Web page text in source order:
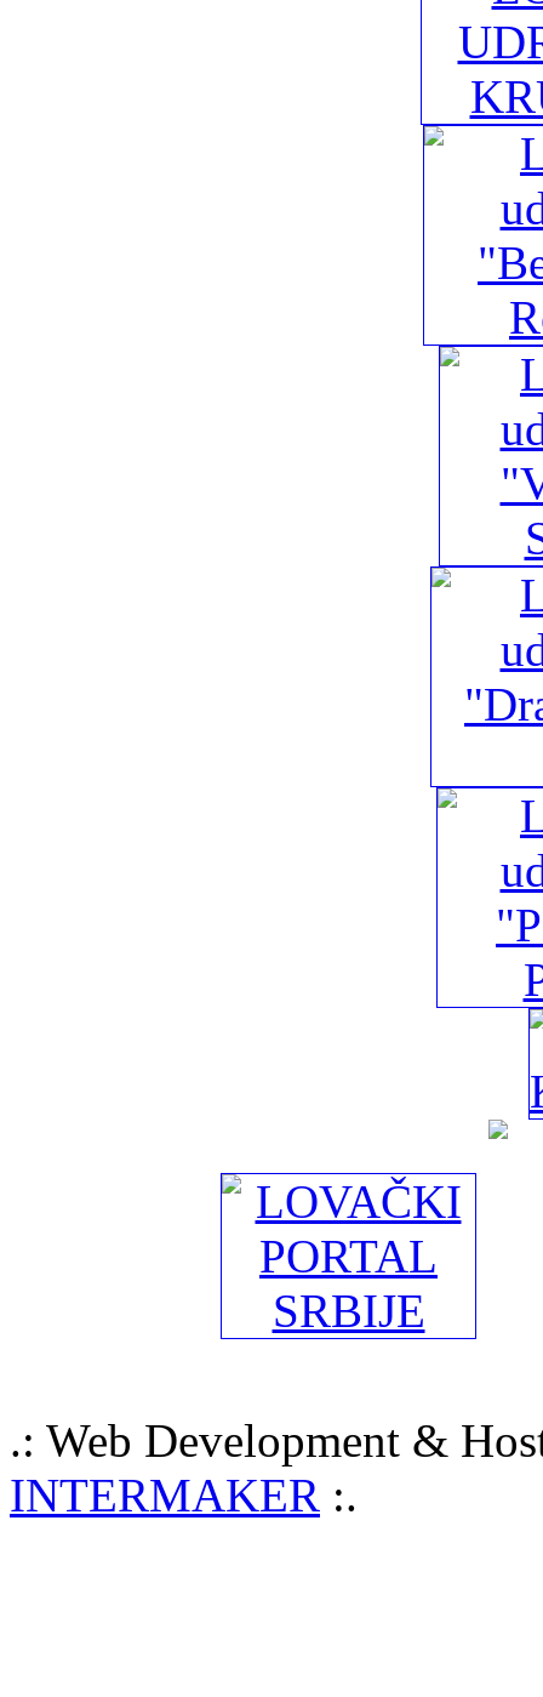
.: Web Development &
INTERMAKER :.